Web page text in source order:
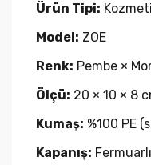
Ürün Tipi:
Model: ZOE
Renk: Pembe ×
Ölçü: 20 × 10 × 8
Kumaş: %100 PE
Kapanış: Fermuarlı